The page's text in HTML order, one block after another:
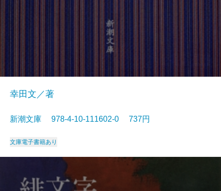
幸田文／著
新潮文庫 978-4-10-111602-0 737円
文庫電子書籍あり